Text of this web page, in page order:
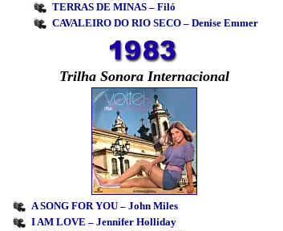
TERRAS DE MINAS – Filó
CAVALEIRO DO RIO SECO – Denise Emmer
Trilha Sonora Internacional
A SONG FOR YOU – John Miles
I AM LOVE – Jennifer Holliday